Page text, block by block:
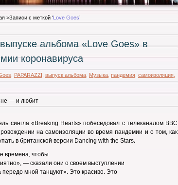
>Записи с меткой ‘Love Goes’
альбома «Love Goes» в
коронавируса
PAPARAZZI выпуск альбома Музыка пандемия самоизоляция
— и любит
сингла «Breaking Hearts» побеседовал с телеканалом BBC
на самоизоляции во время пандемии и о том, как
в британской версии Dancing with the Stars.
времена, чтобы
— сказали они о своем выступлении
передо мной танцуют». Это красиво. Это